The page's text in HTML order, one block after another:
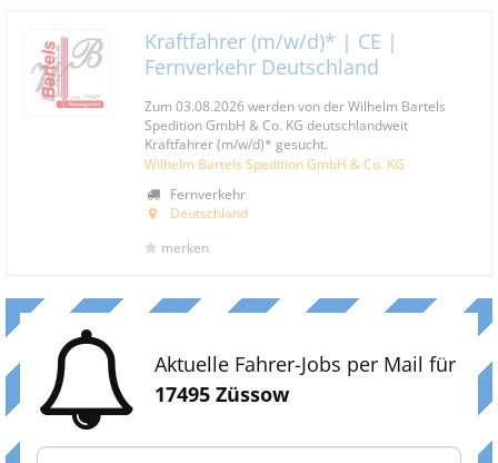
Kraftfahrer (m/w/d)* | CE |
Fernverkehr Deutschland
Zum 03.08.2026 werden von der Wilhelm Bartels
Spedition GmbH & Co. KG deutschlandweit
Kraftfahrer (m/w/d)* gesucht.
Wilhelm Bartels Spedition GmbH & Co. KG
Fernverkehr
Deutschland
merken
Aktuelle Fahrer-Jobs per Mail für
17495 Züssow